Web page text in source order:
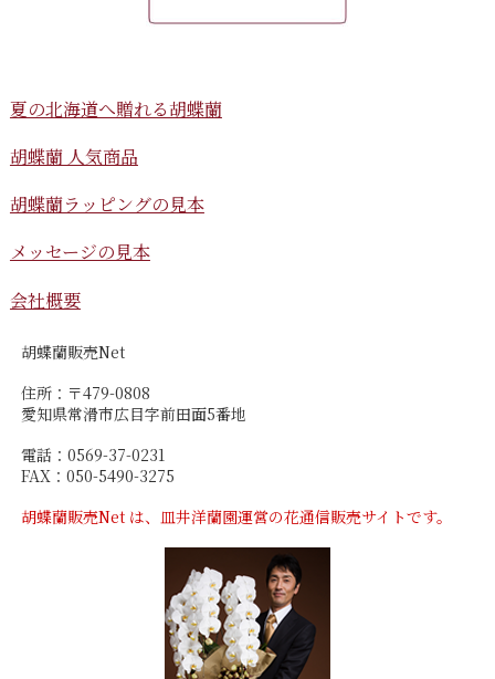
夏の北海道へ贈れる胡蝶蘭
胡蝶蘭 人気商品
胡蝶蘭ラッピングの見本
メッセージの見本
会社概要
胡蝶蘭販売Net
住所：〒479-0808
愛知県常滑市広目字前田面5番地
電話：0569-37-0231
FAX：050-5490-3275
胡蝶蘭販売Net は、皿井洋蘭園運営の花通信販売サイトです。